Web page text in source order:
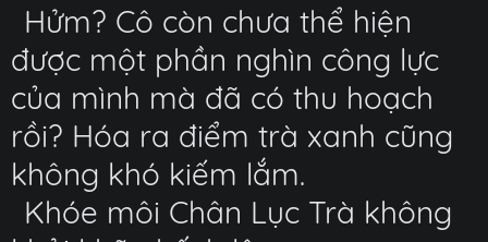
Hửm? Cô còn chưa thể hiện
được một phần nghìn công lực
của mình mà đã có thu hoạch
rồi? Hóa ra điểm trà xanh cũng
không khó kiếm lắm.
Khóe môi Chân Lục Trà không